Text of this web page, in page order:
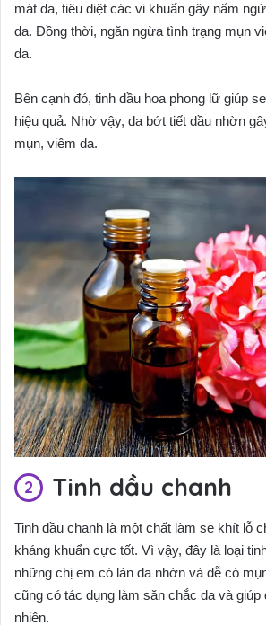
mát da, tiêu diệt các vi khuẩn gây nấm
da. Đồng thời, ngăn ngừa tình trạng mụn
da.
Bên cạnh đó, tinh dầu hoa phong lữ giúp
hiệu quả. Nhờ vậy, da bớt tiết dầu nhờn
mụn, viêm da.
Tinh dầu chanh
Tinh dầu chanh là một chất làm se khít lỗ
kháng khuẩn cực tốt. Vì vậy, đây là loại
những chị em có làn da nhờn và dễ có
cũng có tác dụng làm săn chắc da và giúp
nhiên.